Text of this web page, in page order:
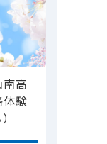
高
験